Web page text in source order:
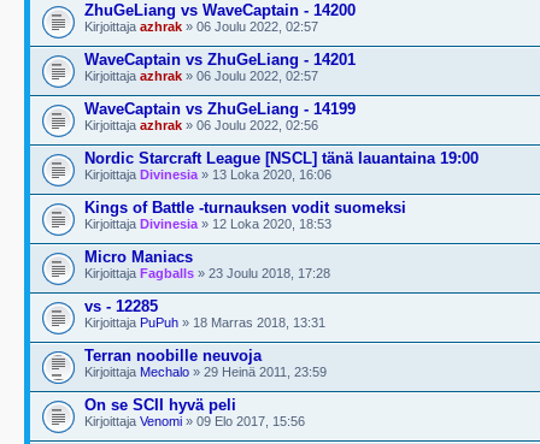
ZhuGeLiang vs WaveCaptain - 14200
Kirjoittaja azhrak » 06 Joulu 2022, 02:57
WaveCaptain vs ZhuGeLiang - 14201
Kirjoittaja azhrak » 06 Joulu 2022, 02:57
WaveCaptain vs ZhuGeLiang - 14199
Kirjoittaja azhrak » 06 Joulu 2022, 02:56
Nordic Starcraft League [NSCL] tänä lauantaina 19:00
Kirjoittaja Divinesia » 13 Loka 2020, 16:06
Kings of Battle -turnauksen vodit suomeksi
Kirjoittaja Divinesia » 12 Loka 2020, 18:53
Micro Maniacs
Kirjoittaja Fagballs » 23 Joulu 2018, 17:28
vs - 12285
Kirjoittaja PuPuh » 18 Marras 2018, 13:31
Terran noobille neuvoja
Kirjoittaja Mechalo » 29 Heinä 2011, 23:59
On se SCII hyvä peli
Kirjoittaja Venomi » 09 Elo 2017, 15:56